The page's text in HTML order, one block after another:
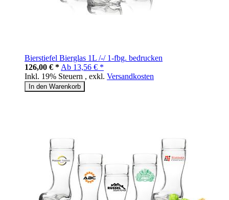
Bierstiefel Bierglas 1L /-/ 1-fbg. bedrucken
126,00 € * Ab 13,56 € *
Inkl. 19% Steuern , exkl. Versandkosten
In den Warenkorb